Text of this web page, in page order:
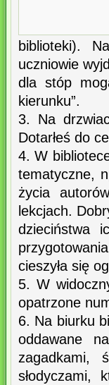
biblioteki).
uczniowie
dla stóp
kierunku”.
3. Na
Dotarłeś do
4. W
tematyczne,
życia
lekcjach.
dzieciństwa
cieszyła się
5. W
opatrzone
6. Na biurku
oddawane
zagadkami,
słodyczami,